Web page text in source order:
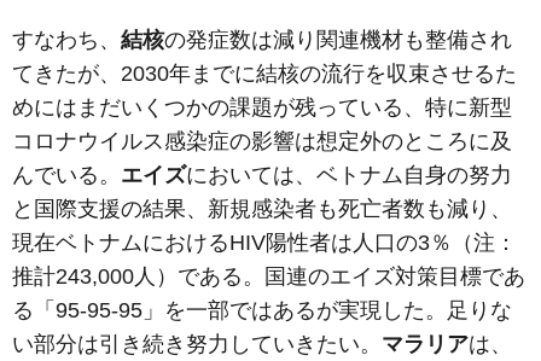
すなわち、 結核の発症数は減り関連機材も整備され
てきたが、2030年までに結核の流行を収束させるた
めにはまだいくつかの課題が残っている、特に新型
コロナウイルス感染症の影響は想定外のところに及
んでいる。 エイズにおいては、ベトナム自身の努力
と国際支援の結果、新規感染者も死亡者数も減り、
現在ベトナムにおけるHIV陽性者は人口の3％（注：
推計243,000人）である。国連のエイズ対策目標であ
る「95-95-95」を一部ではあるが実現した。足りな
い部分は引き続き努力していきたい。 マラリアは、